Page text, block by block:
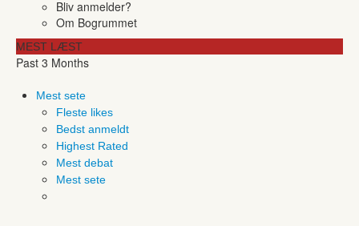
Bliv anmelder?
Om Bogrummet
MEST LÆST
Past 3 Months
Mest sete
Fleste likes
Bedst anmeldt
Highest Rated
Mest debat
Mest sete